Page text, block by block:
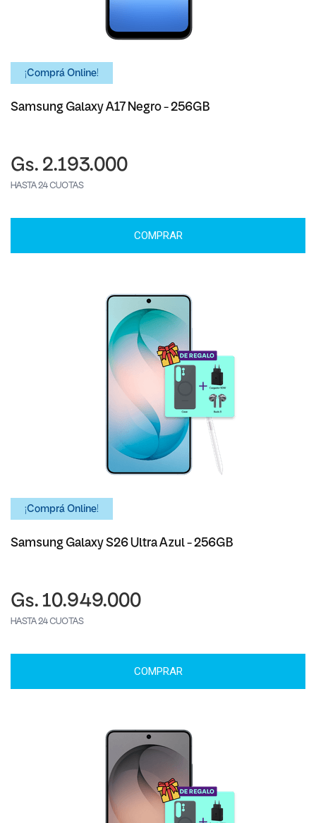
¡Comprá Online!
Samsung Galaxy A17 Negro - 256GB
Gs. 2.193.000
HASTA 24 CUOTAS
COMPRAR
¡Comprá Online!
Samsung Galaxy S26 Ultra Azul - 256GB
Gs. 10.949.000
HASTA 24 CUOTAS
COMPRAR